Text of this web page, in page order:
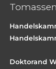
Doktorand